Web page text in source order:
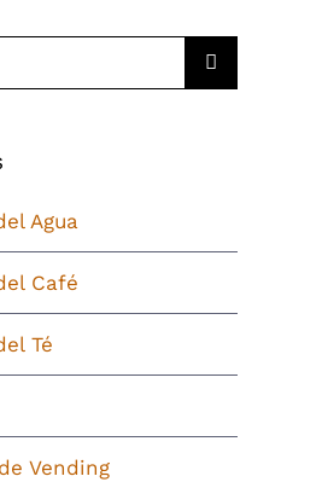
Agua
Café
Té
Vending